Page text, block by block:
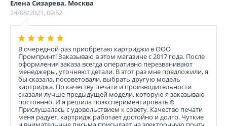
Елена Сизарева, Москва
24/08/2021, 09:52
В очередной раз приобретаю картриджи в ООО
Промпринт! Заказываю в этом магазине с 2017 года. После
оформления заказа всегда оперативно перезванивают
менеджеры, уточняют детали. В этот раз мне предложили, я
бы сказала, посоветовали, выбрать другую модель
картриджа. По качеству печати и производительности
сказали лучше предыдущей модели, которую я заказываю
постоянно. И я решила поэкспериментировать☺️
Прислушалась с удовольствием к совету. Качество печати
меня радует, картридж работает достойно и долго. Чуткие